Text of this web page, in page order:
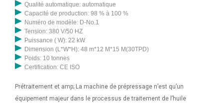
Qualité automatique: automatique
Capacité de production: 98 % à 100 %
Numéro de modèle: D-No.1
Tension: 380 V/50 HZ
Puissance ( W): 22 kW
Dimension (L*W*H): 48 m*12 M*15 M(30TPD)
Poids: 10 tonnes
Certification: CE ISO
Prétraitement et amp; La machine de prépressage n’est qu’un
équipement majeur dans le processus de traitement de l’huile